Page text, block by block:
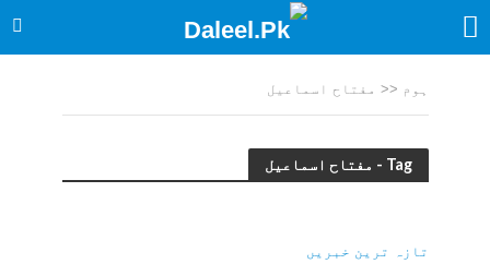
ہوم << مفتاح اسماعیل
Tag - مفتاح اسماعیل
تازہ ترین خبریں